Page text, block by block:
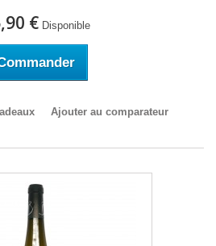
€ Disponible
Ajouter au comparateur